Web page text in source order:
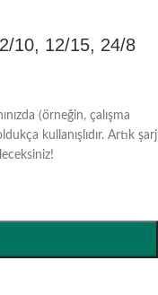
10, 12/15, 24/8
(örneğin, çalışma
kullanışlıdır. Artık şarj